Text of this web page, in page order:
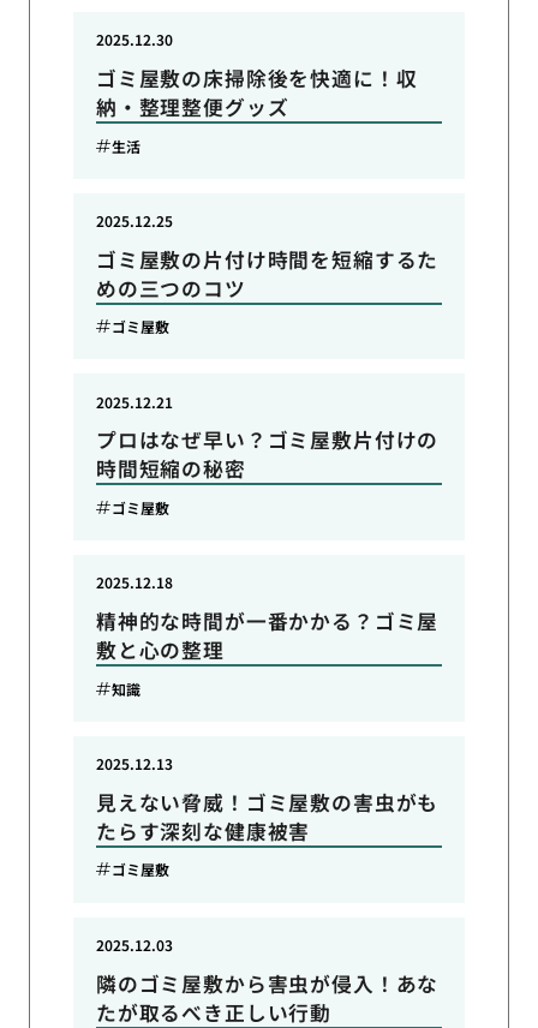
ゴミ屋敷の床掃除後を快適に！収
納・整理整便グッズ
2025.12.30
生活
ゴミ屋敷の片付け時間を短縮するた
めの三つのコツ
2025.12.25
ゴミ屋敷
プロはなぜ早い？ゴミ屋敷片付けの
時間短縮の秘密
2025.12.21
ゴミ屋敷
精神的な時間が一番かかる？ゴミ屋
敷と心の整理
2025.12.18
知識
見えない脅威！ゴミ屋敷の害虫がも
たらす深刻な健康被害
2025.12.13
ゴミ屋敷
隣のゴミ屋敷から害虫が侵入！あな
たが取るべき正しい行動
2025.12.03